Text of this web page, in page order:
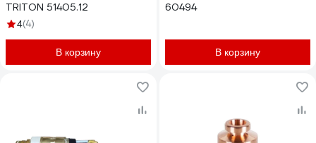
TRITON 51405.12
4(4)
В корзину
60494
В корзину